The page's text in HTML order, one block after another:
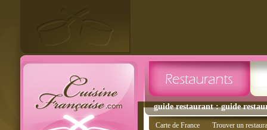
guide restaurant : guide
Carte de France Trouver un